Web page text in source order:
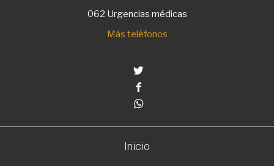
062 Urgencias médicas
Más teléfonos
Inicio